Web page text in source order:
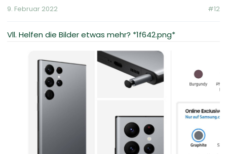
9. Februar 2022 #12
Vll. Helfen die Bilder etwas mehr? *1f642.png*